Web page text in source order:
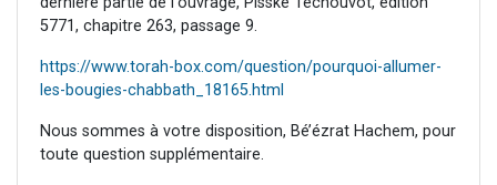
5771, chapitre 263, passage 9.
https://www.torah-box.com/question/pourquoi-allumer-
les-bougies-chabbath_18165.html
Nous sommes à votre disposition, Bé’ézrat Hachem, pour
toute question supplémentaire.